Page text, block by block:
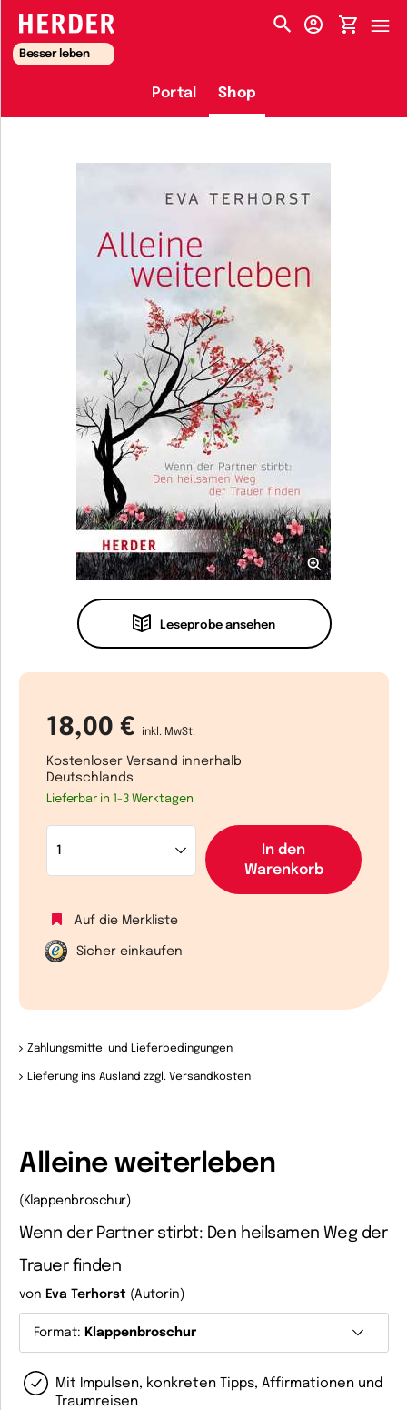
HERDER-MENÜ
Besser leben
Portal Shop
Leseprobe ansehen
18,00 € inkl. MwSt.
Kostenloser Versand innerhalb
Deutschlands
Lieferbar in 1-3 Werktagen
In den
Warenkorb
Auf die Merkliste
Sicher einkaufen
Zahlungsmittel und Lieferbedingungen
Lieferung ins Ausland zzgl. Versandkosten
Alleine weiterleben
(Klappenbroschur)
Wenn der Partner stirbt: Den heilsamen Weg der
Trauer finden
von Eva Terhorst (Autorin)
Format: Klappenbroschur
Mit Impulsen, konkreten Tipps, Affirmationen und
Traumreisen